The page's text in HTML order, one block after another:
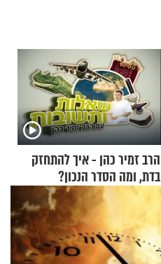
הרב זמיר כהן - איך להתחזק
בדת, ומה הסדר הנכון?